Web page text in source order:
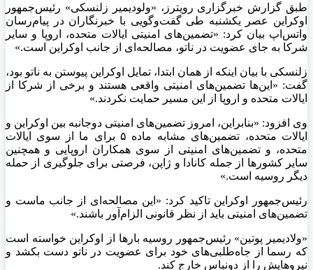
طبق گزارش خبرگزاری رویترز، «ولودیمیر زلنسکی» رئیس‌جمهور
اوکراین عصر یکشنبه طی گفت‌وگویی با خبرنگاران در پیام‌رسان
واتس‌اپ بیان کرد: «تضمین‌های امنیتی ایالات متحده، اروپا و سایر
شرکا به جای عضویت در ناتو، مصالحه‌ای از جانب اوکراین است.»
زلنسکی با بیان اینکه از همان ابتدا، تمایل اوکراین پیوستن به ناتو بود،
گفت: «این‌ها تضمین‌های امنیتی واقعی هستند و برخی از شرکا از
ایالات متحده و اروپا از این مسیر حمایت نکردند.»
وی افزود: «بنابراین، امروز تضمین‌های امنیتی دوجانبه بین اوکراین و
ایالات متحده، تضمین‌های مشابه ماده ۵ برای ما از سوی ایالات
متحده، و تضمین‌های امنیتی از سوی همکاران اروپایی و همچنین
سایر کشور‌ها از جمله کانادا و ژاپن، فرصتی برای جلوگیری از حمله
دیگر روسیه است.»
رئیس‌جمهور اوکراین تاکید کرد: «این مصالحه‌ای از جانب ماست و
تضمین‌های امنیتی باید از نظر قانونی الزام‌آور باشند.»
«ولادیمیر پوتین» رئیس‌جمهور روسیه بار‌ها از اوکراین خواسته است
که رسما از جاه‌طلبی‌های خود برای عضویت در ناتو دست بکشد و
نیروهایش را از دونباس خارج کند.